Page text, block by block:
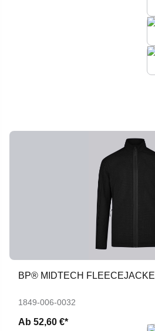
BP® MIDTECH FLEECEJACKE
1849-006-0032
Ab 52,60 €*